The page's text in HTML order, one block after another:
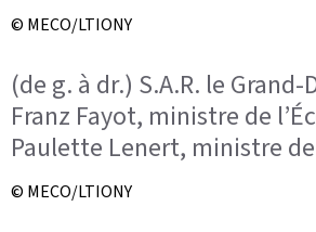
© MECO/LTIONY
(de g. à dr.) S.A.R. le
Franz Fayot, ministre de
Paulette Lenert, ministre
© MECO/LTIONY